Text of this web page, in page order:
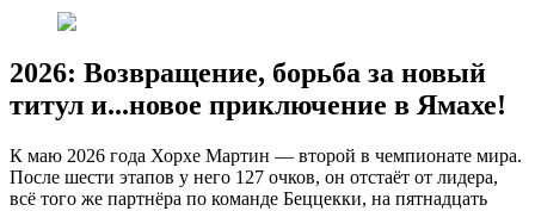
2026: Возвращение, борьба за новый
титул и...новое приключение в Ямахе!
К маю 2026 года Хорхе Мартин — второй в чемпионате мира.
После шести этапов у него 127 очков, он отстаёт от лидера,
всё того же партнёра по команде Беццекки, на пятнадцать